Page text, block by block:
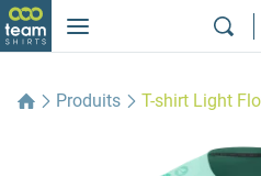
Produits T-shirt Light